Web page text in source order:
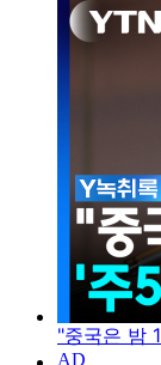
"중국은 밤